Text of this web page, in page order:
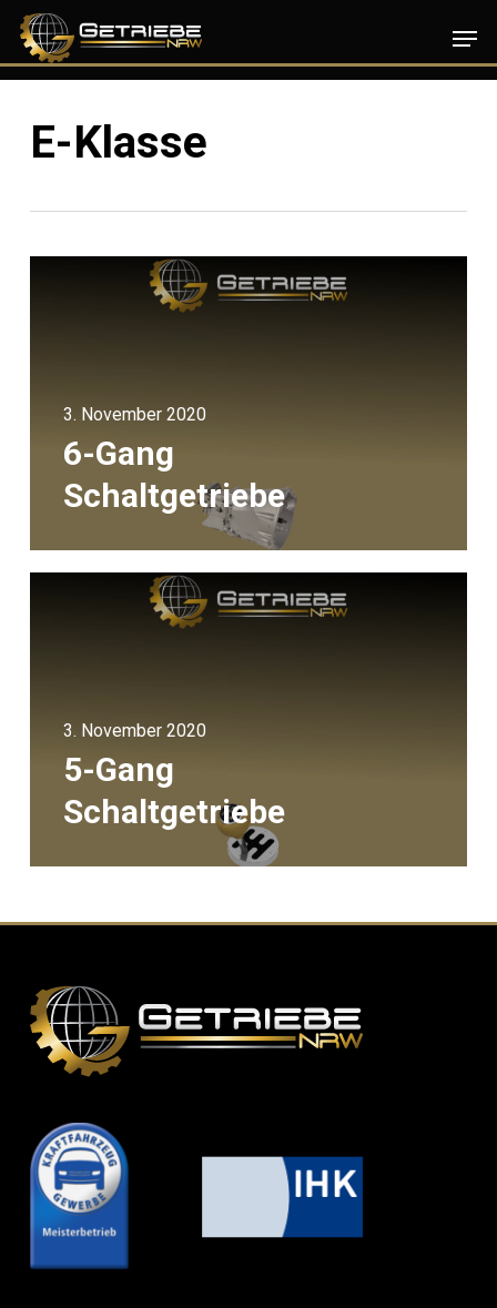
Skip
main
contentE-Klasse
3. November 2020
6-Gang
Schaltgetriebe
3. November 2020
5-Gang
Schaltgetriebe